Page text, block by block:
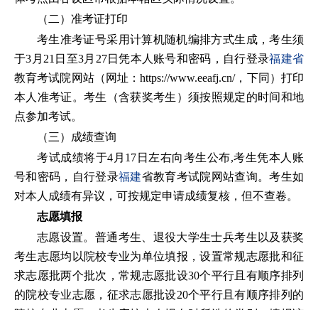
（二）准考证打印
考生准考证号采用计算机随机编排方式生成，考生须
于3月21日至3月27日凭本人账号和密码，自行登录福建省
教育考试院网站（网址：https://www.eeafj.cn/，下同）打印
本人准考证。考生（含获奖考生）须按照规定的时间和地
点参加考试。
（三）成绩查询
考试成绩将于4月17日左右向考生公布,考生凭本人账
号和密码，自行登录福建省教育考试院网站查询。考生如
对本人成绩有异议，可按规定申请成绩复核，但不查卷。
志愿填报
志愿设置。普通考生、退役大学生士兵考生以及获奖
考生志愿均以院校专业为单位填报，设置常规志愿批和征
求志愿批两个批次，常规志愿批设30个平行且有顺序排列
的院校专业志愿，征求志愿批设20个平行且有顺序排列的